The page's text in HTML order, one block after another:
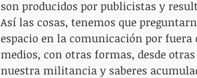
son producidos por publicistas y
Así las cosas, tenemos que
espacio en la comunicación por
medios, con otras formas, desde
nuestra militancia y saberes